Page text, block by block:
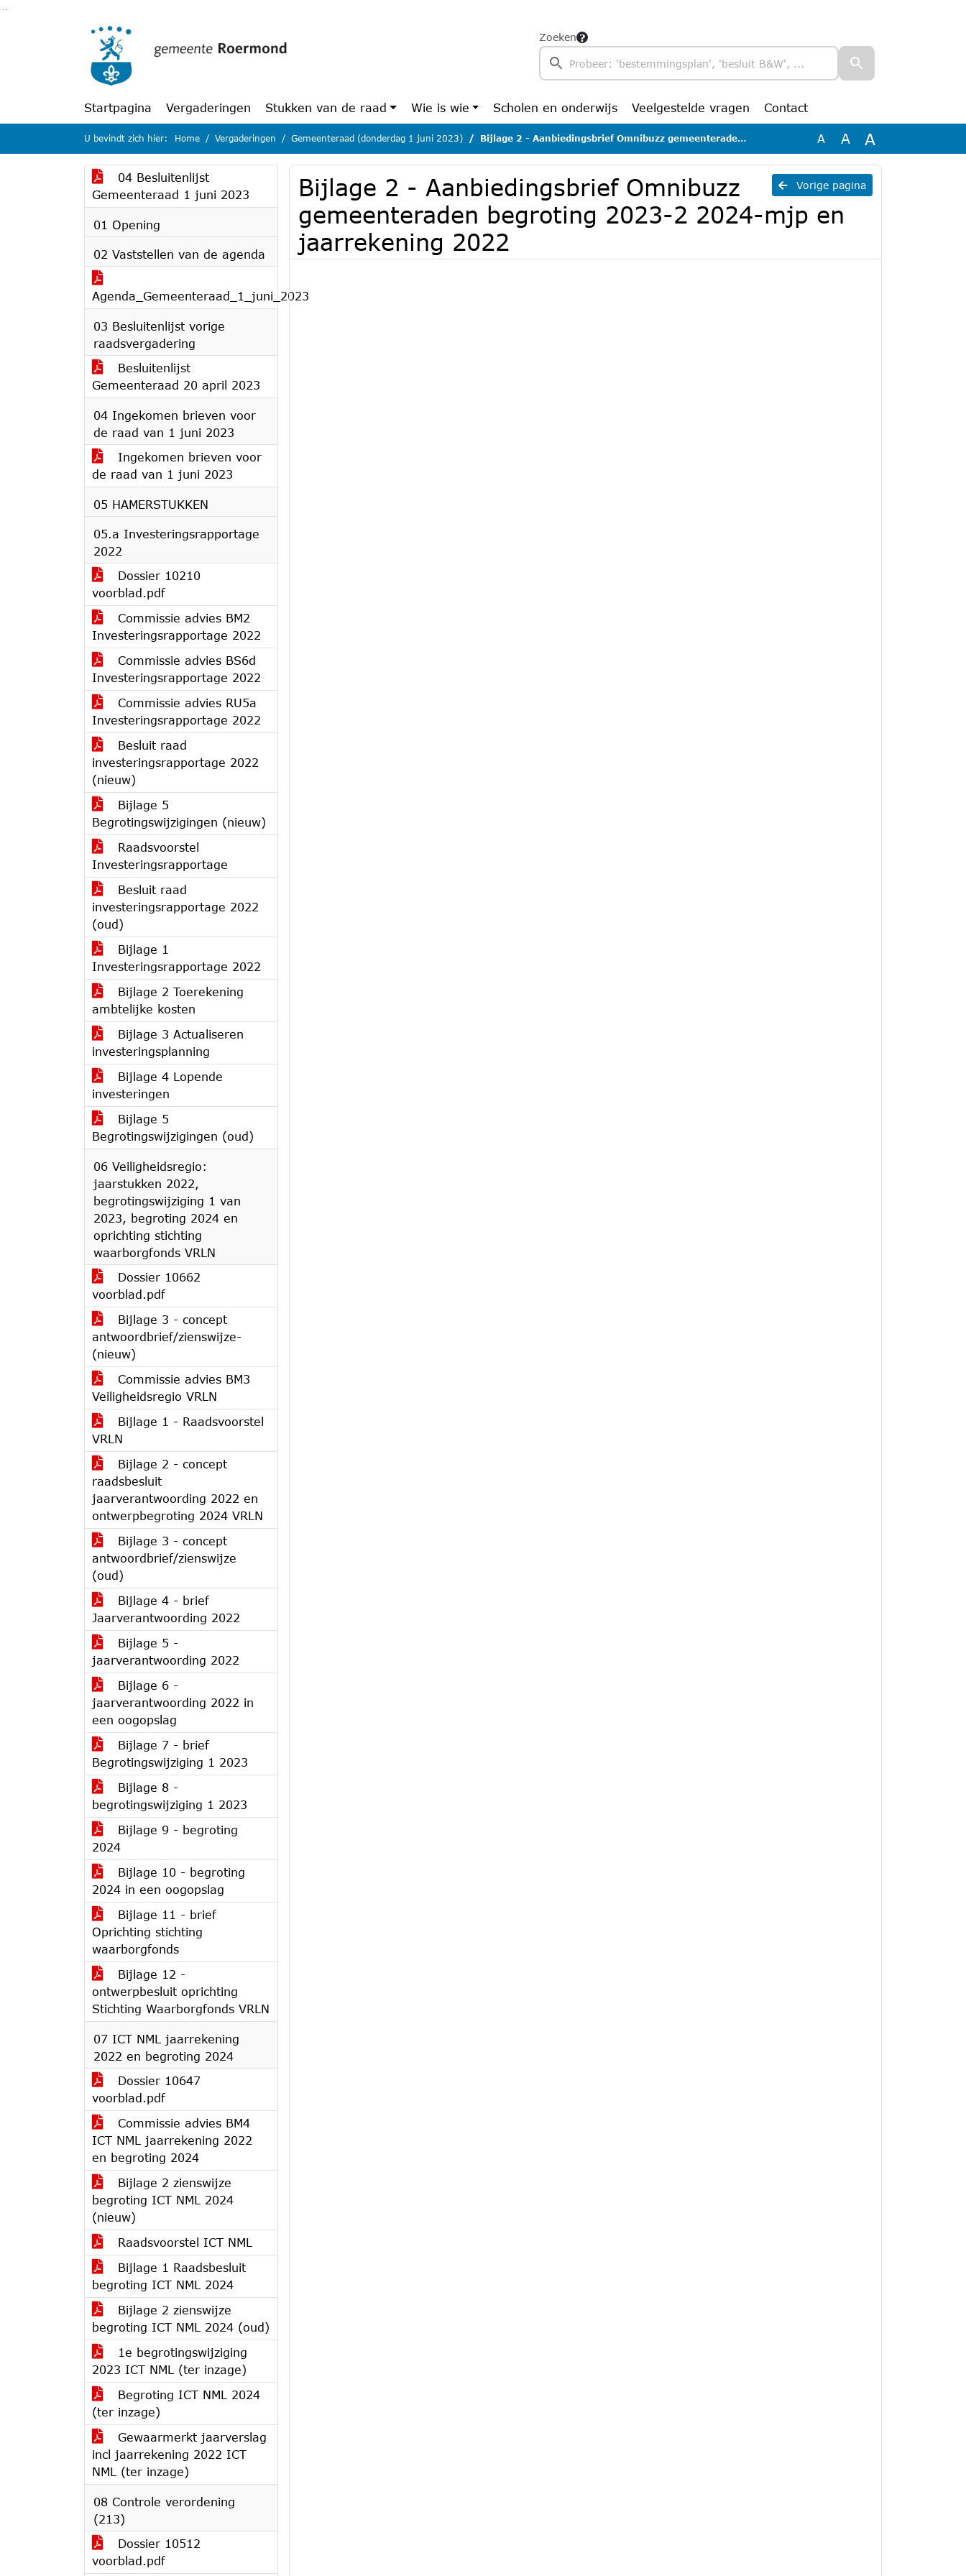
Zoeken
Startpagina Vergaderingen Stukken van de raad Wie is wie Scholen en onderwijs Veelgestelde vragen Contact
U bevindt zich hier: Home Vergaderingen Gemeenteraad (donderdag 1 juni 2023) Bijlage 2 - Aanbiedingsbrief Omnibuzz gemeenteraden begroting 2023-2 2024-mjp en jaarrekening 2022 A A A
04 Besluitenlijst
Gemeenteraad 1 juni 2023
01 Opening
02 Vaststellen van de agenda
Agenda_Gemeenteraad_1_juni_2023
03 Besluitenlijst vorige
raadsvergadering
Besluitenlijst
Gemeenteraad 20 april 2023
04 Ingekomen brieven voor
de raad van 1 juni 2023
Ingekomen brieven voor
de raad van 1 juni 2023
05 HAMERSTUKKEN
05.a Investeringsrapportage
2022
Dossier 10210
voorblad.pdf
Commissie advies BM2
Investeringsrapportage 2022
Commissie advies BS6d
Investeringsrapportage 2022
Commissie advies RU5a
Investeringsrapportage 2022
Besluit raad
investeringsrapportage 2022
(nieuw)
Bijlage 5
Begrotingswijzigingen (nieuw)
Raadsvoorstel
Investeringsrapportage
Besluit raad
investeringsrapportage 2022
(oud)
Bijlage 1
Investeringsrapportage 2022
Bijlage 2 Toerekening
ambtelijke kosten
Bijlage 3 Actualiseren
investeringsplanning
Bijlage 4 Lopende
investeringen
Bijlage 5
Begrotingswijzigingen (oud)
06 Veiligheidsregio:
jaarstukken 2022,
begrotingswijziging 1 van
2023, begroting 2024 en
oprichting stichting
waarborgfonds VRLN
Dossier 10662
voorblad.pdf
Bijlage 3 - concept
antwoordbrief/zienswijze-
(nieuw)
Commissie advies BM3
Veiligheidsregio VRLN
Bijlage 1 - Raadsvoorstel
VRLN
Bijlage 2 - concept
raadsbesluit
jaarverantwoording 2022 en
ontwerpbegroting 2024 VRLN
Bijlage 3 - concept
antwoordbrief/zienswijze
(oud)
Bijlage 4 - brief
Jaarverantwoording 2022
Bijlage 5 -
jaarverantwoording 2022
Bijlage 6 -
jaarverantwoording 2022 in
een oogopslag
Bijlage 7 - brief
Begrotingswijziging 1 2023
Bijlage 8 -
begrotingswijziging 1 2023
Bijlage 9 - begroting
2024
Bijlage 10 - begroting
2024 in een oogopslag
Bijlage 11 - brief
Oprichting stichting
waarborgfonds
Bijlage 12 -
ontwerpbesluit oprichting
Stichting Waarborgfonds VRLN
07 ICT NML jaarrekening
2022 en begroting 2024
Dossier 10647
voorblad.pdf
Commissie advies BM4
ICT NML jaarrekening 2022
en begroting 2024
Bijlage 2 zienswijze
begroting ICT NML 2024
(nieuw)
Raadsvoorstel ICT NML
Bijlage 1 Raadsbesluit
begroting ICT NML 2024
Bijlage 2 zienswijze
begroting ICT NML 2024 (oud)
1e begrotingswijziging
2023 ICT NML (ter inzage)
Begroting ICT NML 2024
(ter inzage)
Gewaarmerkt jaarverslag
incl jaarrekening 2022 ICT
NML (ter inzage)
08 Controle verordening
(213)
Dossier 10512
voorblad.pdf
Vorige pagina
Bijlage 2 - Aanbiedingsbrief Omnibuzz
gemeenteraden begroting 2023-2 2024-mjp en
jaarrekening 2022